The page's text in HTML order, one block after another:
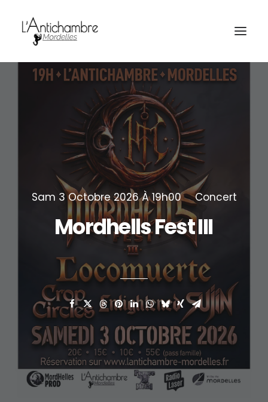
Amocas
Billetterie
Sam 3 Octobre 2026 À 19h00 Concert
MordhellsFestIII